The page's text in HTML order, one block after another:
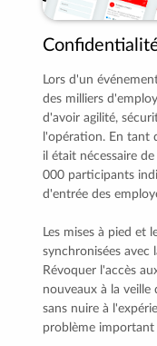
Lors d'un
des milliers
d'avoir agilité,
l'opération. En tant
il était nécessaire
000 participants
d'entrée des
Les mises à pied et
synchronisées avec
Révoquer l'accès
nouveaux à la veille
sans nuire à
problème important